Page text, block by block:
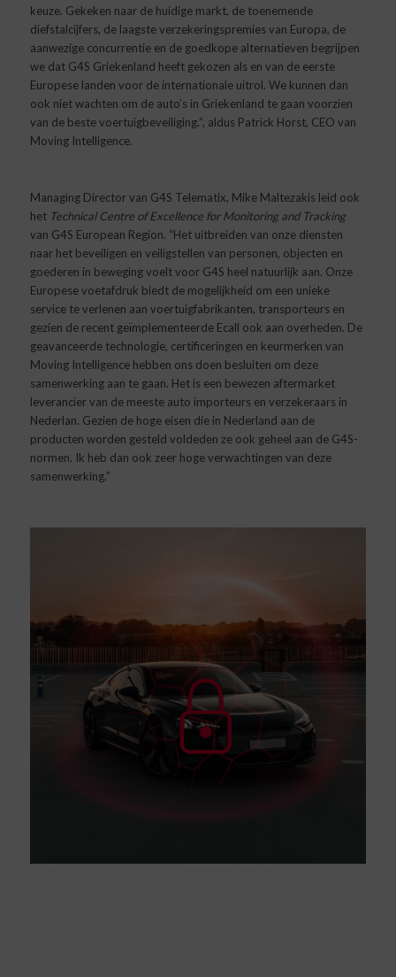
keuze. Gekeken naar dehuidige markt, de toenemende
diefstalcijfers, de laagste verzekeringspremies van Europa, de
aanwezige concurrentie en de goedkope alternatieven begrijpen
we dat G4S Griekenland heeft gekozen als en van de eerste
Europese landen voor de internationale uitrol. We kunnen dan
ook niet wachten om deauto’s in Griekenland te gaan voorzien
van debeste voertuigbeveiliging.”, aldus Patrick Horst, CEO van
Moving Intelligence.
Managing Director van G4S Telematix, Mike Maltezakis leid ook
het Technical Centre of Excellence for Monitoring and Tracking
van G4S European Region. “Het uitbreiden van onze diensten
naar het beveiligen en veiligstellen van personen, objecten en
goederen in beweging voelt voor G4S heel natuurlijk aan. Onze
Europese voetafdruk biedt de mogelijkheid om een unieke
service te verlenen aan voertuigfabrikanten, transporteurs en
gezien de recent geïmplementeerde Ecall ook aan overheden. De
geavanceerde technologie, certificeringen en keurmerken van
Moving Intelligence hebben ons doen besluiten om deze
samenwerking aan te gaan. Het is een bewezen aftermarket
leverancier van de meeste auto importeurs en verzekeraars in
Nederlan. Gezien de hoge eisen die in Nederland aan de
producten worden gesteld voldeden ze ook geheel aan de G4S-
normen. Ik heb dan ook zeer hoge verwachtingen van deze
samenwerking.”